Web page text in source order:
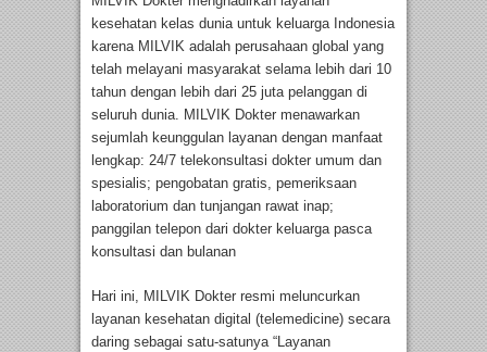
kesehatan kelas dunia untuk keluarga Indonesia
karena MILVIK adalah perusahaan global yang
telah melayani masyarakat selama lebih dari 10
tahun dengan lebih dari 25 juta pelanggan di
seluruh dunia. MILVIK Dokter menawarkan
sejumlah keunggulan layanan dengan manfaat
lengkap: 24/7 telekonsultasi dokter umum dan
spesialis; pengobatan gratis, pemeriksaan
laboratorium dan tunjangan rawat inap;
panggilan telepon dari dokter keluarga pasca
konsultasi dan bulanan
Hari ini, MILVIK Dokter resmi meluncurkan
layanan kesehatan digital (telemedicine) secara
daring sebagai satu-satunya “Layanan